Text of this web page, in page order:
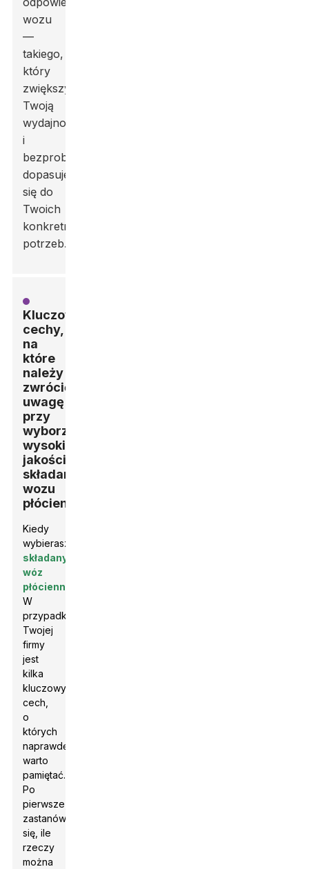
wozu
—
takiego,
który
zwiększy
Twoją
wydajność
i
bezproblemowo
dopasuje
się do
Twoich
konkretnych
potrzeb.
Kluczowe
cechy,
na
które
należy
zwrócić
uwagę
przy
wyborze
wysokiej
jakości
składanego
wozu
płóciennego
Kiedy
wybierasz
składany
wóz
płócienny
W
przypadku
Twojej
firmy
jest
kilka
kluczowych
cech,
o
których
naprawdę
warto
pamiętać.
Po
pierwsze,
zastanów
się, ile
rzeczy
można